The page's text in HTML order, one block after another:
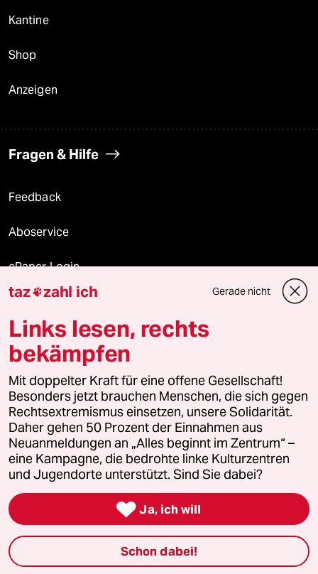
Kantine
Shop
Anzeigen
Fragen & Hilfe
Feedback
Aboservice
ePaper Login
Downloads für Abonnierende
© 2026 taz Verlags und Vertriebs GmbH
Alle Rechte vorbehalten. Bei rechtlichen Fragen oder für Genehmigungen
wenden Sie sich bitte an lizenzen@taz.de
Feedback Redaktionsstatut Kommune-Richtlinien
Leitlinie Informant Datenschutz Impressum AGB
Seitenwende Einwilligungen widerrufen (Ads)
taz zahl ich Gerade nicht
Links lesen, rechts
bekämpfen
Mit doppelter Kraft für eine offene Gesellschaft!
Besonders jetzt brauchen Menschen, die sich gegen
Rechtsextremismus einsetzen, unsere Solidarität.
Daher gehen 50 Prozent der Einnahmen aus
Neuanmeldungen an „Alles beginnt im Zentrum“ –
eine Kampagne, die bedrohte linke Kulturzentren
und Jugendorte unterstützt. Sind Sie dabei?
 Ja, ich will
Schon dabei!